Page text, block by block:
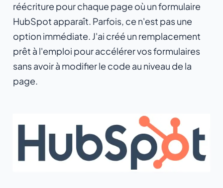
réécriture pour chaque page où un formulaire
HubSpot apparaît. Parfois, ce n'est pas une
option immédiate. J'ai créé un remplacement
prêt à l'emploi pour accélérer vos formulaires
sans avoir à modifier le code au niveau de la
page.